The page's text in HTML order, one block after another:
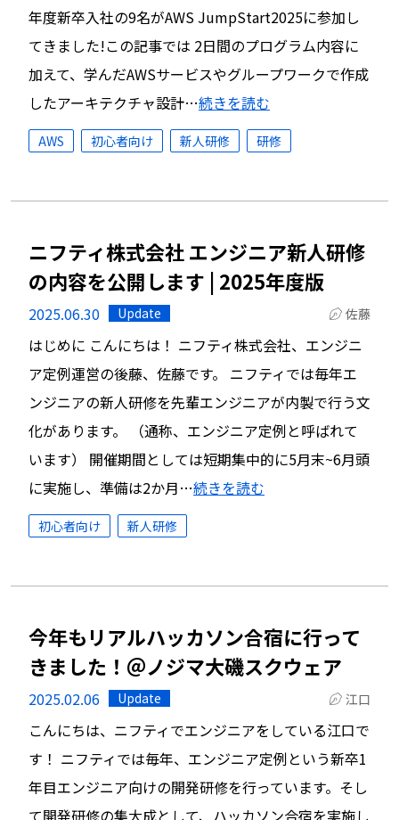
年度新卒入社の9名がAWS JumpStart2025に参加し
てきました!この記事では 2日間のプログラム内容に
加えて、学んだAWSサービスやグループワークで作成
したアーキテクチャ設計…続きを読む
AWS 初心者向け 新人研修 研修
ニフティ株式会社 エンジニア新人研修
の内容を公開します | 2025年度版
2025.06.30 Update 佐藤
はじめに こんにちは！ ニフティ株式会社、エンジニ
ア定例運営の後藤、佐藤です。 ニフティでは毎年エ
ンジニアの新人研修を先輩エンジニアが内製で行う文
化があります。 （通称、エンジニア定例と呼ばれて
います） 開催期間としては短期集中的に5月末~6月頭
に実施し、準備は2か月…続きを読む
初心者向け 新人研修
今年もリアルハッカソン合宿に行って
きました！＠ノジマ大磯スクウェア
2025.02.06 Update 江口
こんにちは、ニフティでエンジニアをしている江口で
す！ ニフティでは毎年、エンジニア定例という新卒1
年目エンジニア向けの開発研修を行っています。そし
て開発研修の集大成として、ハッカソン合宿を実施し